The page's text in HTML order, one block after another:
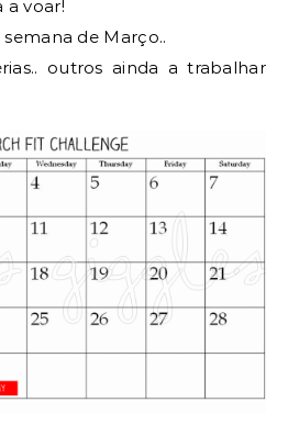
a voar!
de Março..
outros ainda a trabalhar